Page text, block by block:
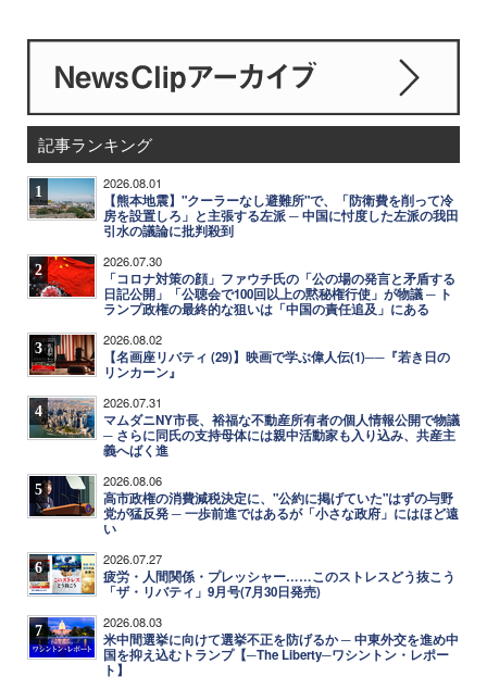
記事ランキング
1 2026.08.01
【熊本地震】"クーラーなし避難所"で、「防衛費を削って冷
房を設置しろ」と主張する左派 ─ 中国に忖度した左派の我田
引水の議論に批判殺到
2 2026.07.30
「コロナ対策の顔」ファウチ氏の「公の場の発言と矛盾する
日記公開」「公聴会で100回以上の黙秘権行使」が物議 ─ ト
ランプ政権の最終的な狙いは「中国の責任追及」にある
3 2026.08.02
【名画座リバティ (29)】映画で学ぶ偉人伝(1)──『若き日の
リンカーン』
4 2026.07.31
マムダニNY市長、裕福な不動産所有者の個人情報公開で物議
─ さらに同氏の支持母体には親中活動家も入り込み、共産主
義へばく進
5 2026.08.06
高市政権の消費減税決定に、"公約に掲げていた"はずの与野
党が猛反発 ─ 一歩前進ではあるが「小さな政府」にはほど遠
い
6 2026.07.27
疲労・人間関係・プレッシャー……このストレスどう抜こう
「ザ・リバティ」9月号(7月30日発売)
7 2026.08.03
米中間選挙に向けて選挙不正を防げるか ─ 中東外交を進め中
国を抑え込むトランプ【─The Liberty─ワシントン・レポー
ト】